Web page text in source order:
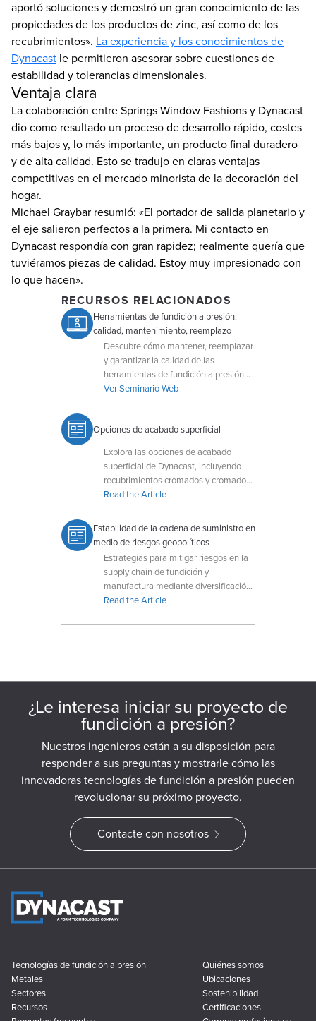
aportó soluciones y demostró un gran conocimiento de las
propiedades de los productos de zinc, así como de los
recubrimientos». La experiencia y los conocimientos de
Dynacast le permitieron asesorar sobre cuestiones de
estabilidad y tolerancias dimensionales.
Ventaja clara
La colaboración entre Springs Window Fashions y Dynacast
dio como resultado un proceso de desarrollo rápido, costes
más bajos y, lo más importante, un producto final duradero
y de alta calidad. Esto se tradujo en claras ventajas
competitivas en el mercado minorista de la decoración del
hogar.
Michael Graybar resumió: «El portador de salida planetario y
el eje salieron perfectos a la primera. Mi contacto en
Dynacast respondía con gran rapidez; realmente quería que
tuviéramos piezas de calidad. Estoy muy impresionado con
lo que hacen».
RECURSOS RELACIONADOS
Herramientas de fundición a presión:
calidad, mantenimiento, reemplazo
Descubre cómo mantener, reemplazar
y garantizar la calidad de las
herramientas de fundición a presión
para un rendimiento óptimo.
Ver Seminario Web
Opciones de acabado superficial
Explora las opciones de acabado
superficial de Dynacast, incluyendo
recubrimientos cromados y cromados,
para mejorar la resistencia a la
componentes de fundición a presión.
Read the Article
Estabilidad de la cadena de suministro en
medio de riesgos geopolíticos
Estrategias para mitigar riesgos en la
supply chain de fundición y
manufactura mediante diversificación
y producción flexible.
Read the Article
¿Le interesa iniciar su proyecto de
fundición a presión?
Nuestros ingenieros están a su disposición para
responder a sus preguntas y mostrarle cómo las
innovadoras tecnologías de fundición a presión pueden
revolucionar su próximo proyecto.
Contacte con nosotros
Tecnologías de fundición a presión
Metales
Sectores
Recursos
Quiénes somos
Ubicaciones
Sostenibilidad
Certificaciones